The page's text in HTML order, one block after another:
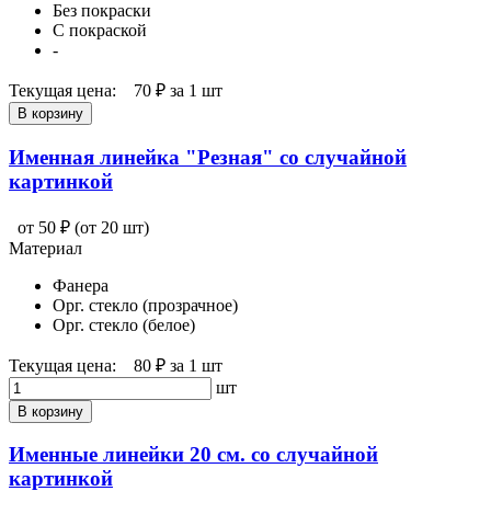
Без покраски
С покраской
-
Текущая цена: 70 ₽ за 1 шт
В корзину
Именная линейка "Резная" со случайной
картинкой
от 50 ₽ (от 20 шт)
Материал
Фанера
Орг. стекло (прозрачное)
Орг. стекло (белое)
Текущая цена: 80 ₽ за 1 шт
шт
В корзину
Именные линейки 20 см. со случайной
картинкой